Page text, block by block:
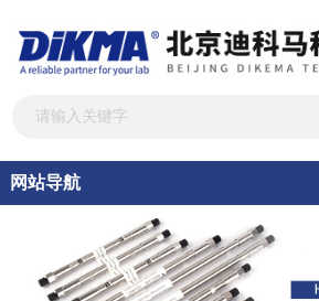
网站导航